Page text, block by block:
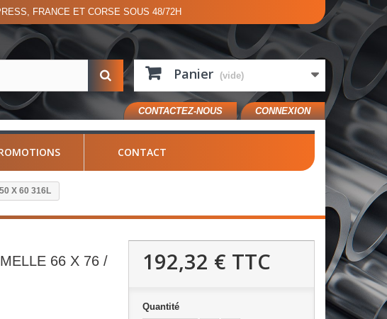
FRANCE ET CORSE SOUS 48/72H
Panier (vide)
CONNEXION
CONTACTEZ-NOUS
CONTACT
X 60 316L
66 X 76 /
192,32 € TTC
Quantité